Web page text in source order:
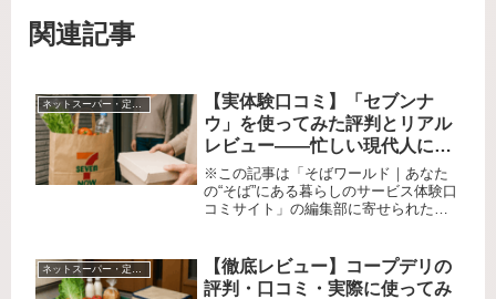
関連記事
ネットスーパー・定期宅配サービス
【実体験口コミ】「セブンナ
ウ」を使ってみた評判とリアル
レビュー――忙しい現代人に、
どれだけ寄り添う即時宅配サー
ビスか？
※この記事は「そばワールド｜あなた
の“そば”にある暮らしのサービス体験口
コミサイト」の編集部に寄せられた各
た！”。“深夜にお菓子が食べたくて仕方
ない” ――誰しも経験のある...
ネットスーパー・定期宅配サービス
【徹底レビュー】コープデリの
評判・口コミ・実際に使ってみ